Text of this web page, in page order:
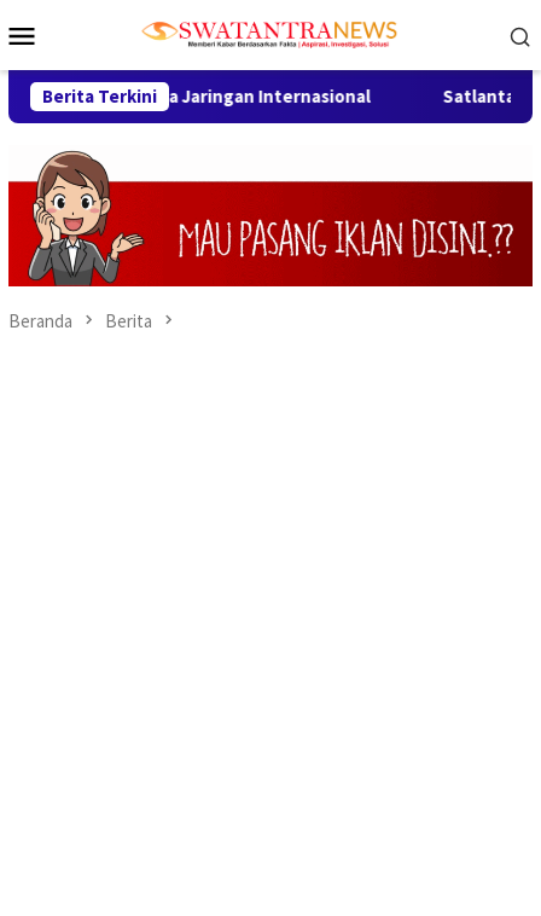
ke
Mobile
Berita Terkini
Kg Ganja Jaringan Internasional Satlantas Polresta
Beranda Berita